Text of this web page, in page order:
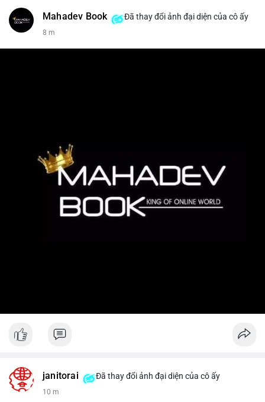
Mahadev Book Đã thay đổi ảnh đại diện của cô ấy
8 m
janitorai Đã thay đổi ảnh đại diện của cô ấy
10 m